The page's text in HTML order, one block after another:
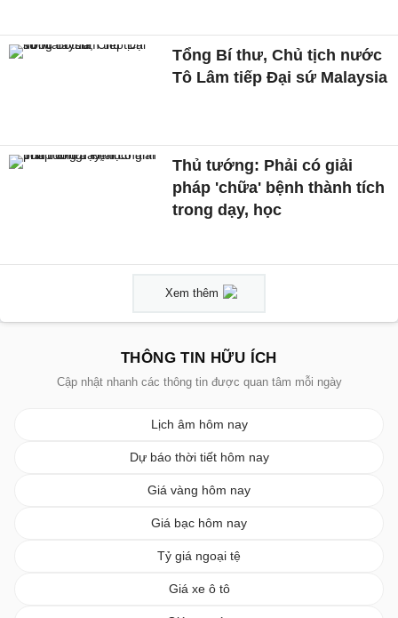
Tổng Bí thư, Chủ tịch nước
Tô Lâm tiếp Đại sứ Malaysia
Thủ tướng: Phải có giải
pháp 'chữa' bệnh thành tích
trong dạy, học
Xem thêm
THÔNG TIN HỮU ÍCH
Cập nhật nhanh các thông tin được quan tâm mỗi ngày
Lịch âm hôm nay
Dự báo thời tiết hôm nay
Giá vàng hôm nay
Giá bạc hôm nay
Tỷ giá ngoại tệ
Giá xe ô tô